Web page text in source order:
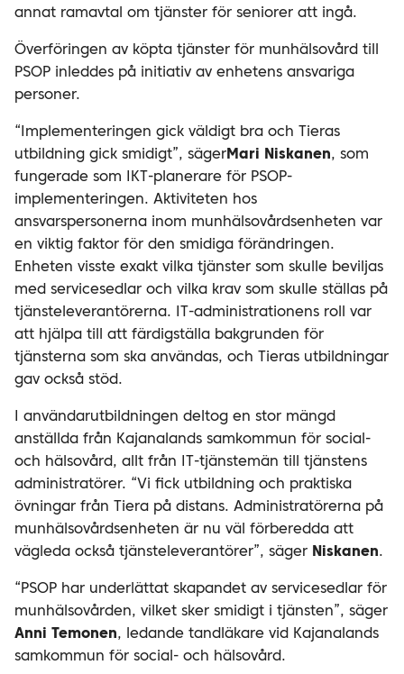
annat ramavtal om tjänster för seniorer att ingå.
Överföringen av köpta tjänster för munhälsovård till
PSOP inleddes på initiativ av enhetens ansvariga
personer.
“Implementeringen gick väldigt bra och Tieras
utbildning gick smidigt”, sägerMari Niskanen, som
fungerade som IKT-planerare för PSOP-
implementeringen. Aktiviteten hos
ansvarspersonerna inom munhälsovårdsenheten var
en viktig faktor för den smidiga förändringen.
Enheten visste exakt vilka tjänster som skulle beviljas
med servicesedlar och vilka krav som skulle ställas på
tjänsteleverantörerna. IT-administrationens roll var
att hjälpa till att färdigställa bakgrunden för
tjänsterna som ska användas, och Tieras utbildningar
gav också stöd.
I användarutbildningen deltog en stor mängd
anställda från Kajanalands samkommun för social-
och hälsovård, allt från IT-tjänstemän till tjänstens
administratörer. “Vi fick utbildning och praktiska
övningar från Tiera på distans. Administratörerna på
munhälsovårdsenheten är nu väl förberedda att
vägleda också tjänsteleverantörer”, säger Niskanen.
“PSOP har underlättat skapandet av servicesedlar för
munhälsovården, vilket sker smidigt i tjänsten”, säger
Anni Temonen, ledande tandläkare vid Kajanalands
samkommun för social- och hälsovård.